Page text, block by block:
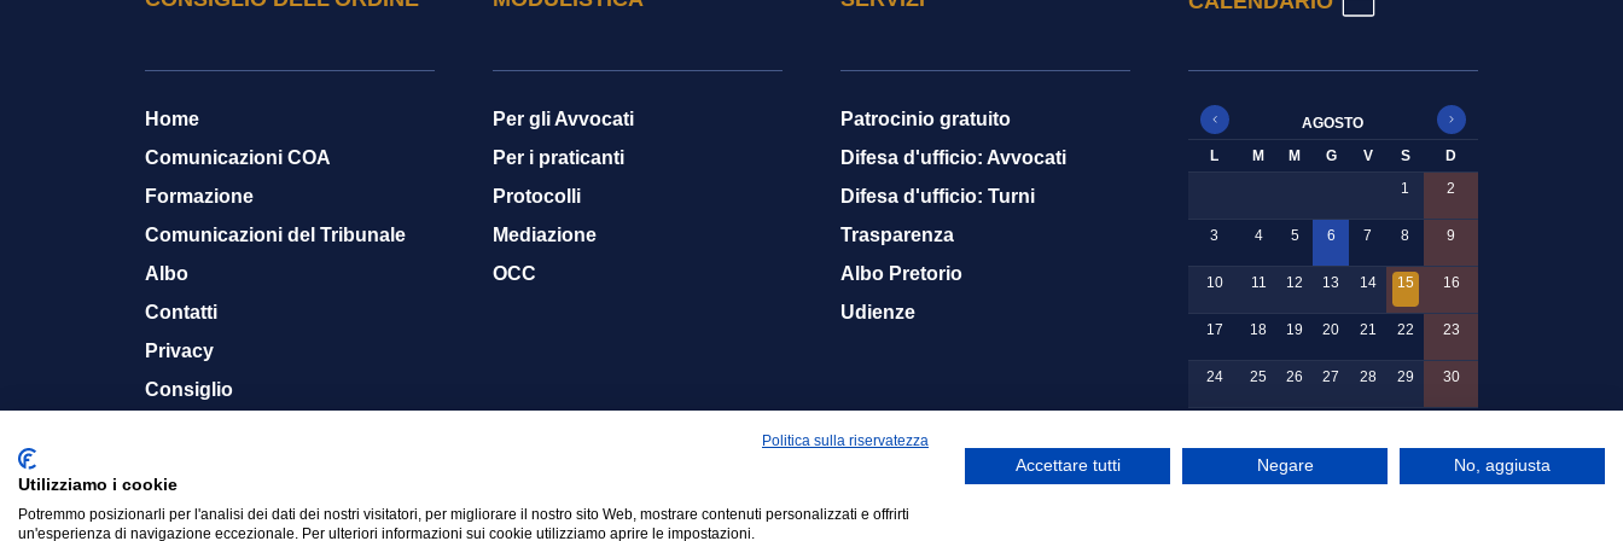
Home
Comunicazioni COA
Formazione
Comunicazioni del Tribunale
Albo
Contatti
Privacy
Consiglio
Per gli Avvocati
Per i praticanti
Protocolli
Mediazione
OCC
Patrocinio gratuito
Difesa d'ufficio: Avvocati
Difesa d'ufficio: Turni
Trasparenza
Albo Pretorio
Udienze
AGOSTO
L M M G V S D
1 2
3 4 5 6 7 8 9
10 11 12 13 14 15 16
17 18 19 20 21 22 23
24 25 26 27 28 29 30
© 2015-2024 Ordine Avvocati Cassino - CF. 90001140608 Netsmart Srls
Politica sulla riservatezza
Utilizziamo i cookie
Potremmo posizionarli per l'analisi dei dati dei nostri visitatori, per migliorare il nostro sito Web, mostrare contenuti personalizzati e offrirti
un'esperienza di navigazione eccezionale. Per ulteriori informazioni sui cookie utilizziamo aprire le impostazioni.
Accettare tutti Negare No, aggiusta